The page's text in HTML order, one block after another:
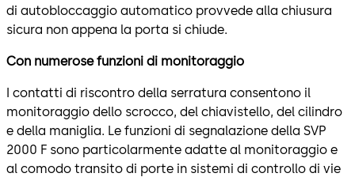
di autobloccaggio automatico provvede alla chiusura
sicura non appena la porta si chiude.
Con numerose funzioni di monitoraggio
I contatti di riscontro della serratura consentono il
monitoraggio dello scrocco, del chiavistello, del cilindro
e della maniglia. Le funzioni di segnalazione della SVP
2000 F sono particolarmente adatte al monitoraggio e
al comodo transito di porte in sistemi di controllo di vie